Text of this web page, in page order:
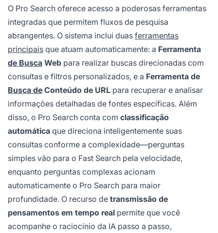
O Pro Search oferece acesso a poderosas ferramentas
integradas que permitem fluxos de pesquisa
abrangentes. O sistema inclui duas ferramentas
principais que atuam automaticamente: a Ferramenta
de Busca Web para realizar buscas direcionadas com
consultas e filtros personalizados, e a Ferramenta de
Busca de Conteúdo de URL para recuperar e analisar
informações detalhadas de fontes específicas. Além
disso, o Pro Search conta com classificação
automática que direciona inteligentemente suas
consultas conforme a complexidade—perguntas
simples vão para o Fast Search pela velocidade,
enquanto perguntas complexas acionam
automaticamente o Pro Search para maior
profundidade. O recurso de transmissão de
pensamentos em tempo real permite que você
acompanhe o raciocínio da IA passo a passo,